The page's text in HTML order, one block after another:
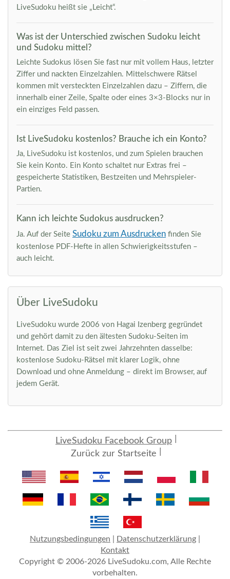
LiveSudoku heißt sie „Leicht“.
Was ist der Unterschied zwischen Sudoku leicht
und Sudoku mittel?
Leichte Sudokus lösen Sie fast nur mit vollem Haus, letzter
Ziffer und nackten Einzelzahlen. Mittelschwere Rätsel
kommen mit versteckten Einzelzahlen dazu – Ziffern, die
innerhalb einer Zeile, Spalte oder eines 3×3-Blocks nur in
ein einziges Feld passen.
Ist LiveSudoku kostenlos? Brauche ich ein Konto?
Ja, LiveSudoku ist kostenlos, und zum Spielen brauchen
Sie kein Konto. Ein Konto schaltet nur Extras frei –
gespeicherte Statistiken, Bestzeiten und Mehrspieler-
Partien.
Kann ich leichte Sudokus ausdrucken?
Ja. Auf der Seite Sudoku zum Ausdrucken finden Sie
kostenlose PDF-Hefte in allen Schwierigkeitsstufen –
auch leicht.
Über LiveSudoku
LiveSudoku wurde 2006 von Hagai Izenberg gegründet
und gehört damit zu den ältesten Sudoku-Seiten im
Internet. Das Ziel ist seit zwei Jahrzehnten dasselbe:
kostenlose Sudoku-Rätsel mit klarer Logik, ohne
Download und ohne Anmeldung – direkt im Browser, auf
jedem Gerät.
LiveSudoku Facebook Group
Zurück zur Startseite
Nutzungsbedingungen Datenschutzerklärung
Kontakt
Copyright © 2006-2026 LiveSudoku.com, Alle Rechte
vorbehalten.